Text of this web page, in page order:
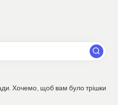
Хочемо, щоб вам було трішки